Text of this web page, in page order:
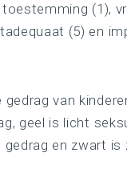
(1),
(5) en
van
geel is licht
en zwart